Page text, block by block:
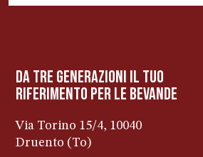
da tre generazioni il tuo
riferimento per le bevanDe
Via Torino 15/4, 10040
Druento (To)